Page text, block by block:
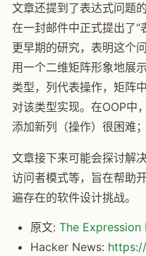
文章还提到了表达式问题
在一封邮件中正式提出了“
更早期的研究，表明这个
用一个二维矩阵形象地展
类型，列代表操作，矩阵
对该类型实现。在OOP中
添加新列（操作）很困难
文章接下来可能会探讨解
访问者模式等，旨在帮助
遍存在的软件设计挑战。
原文: The
Hacker News: